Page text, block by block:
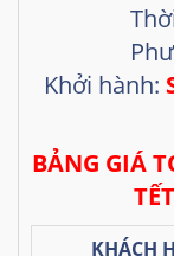
Khởi hành:
BẢNG GIÁ
KHÁCH